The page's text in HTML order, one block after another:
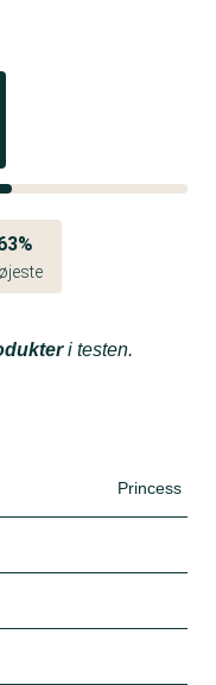
i testen.
Princess